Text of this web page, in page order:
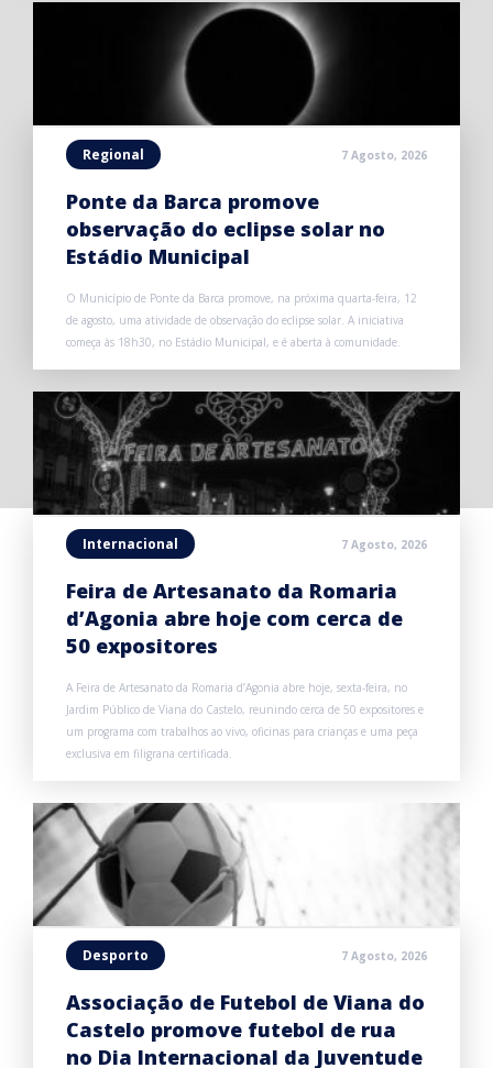
Regional 7 Agosto, 2026
Ponte da Barca promove
observação do eclipse solar no
Estádio Municipal
O Município de Ponte da Barca promove, na próxima quarta-feira, 12
de agosto, uma atividade de observação do eclipse solar. A iniciativa
começa às 18h30, no Estádio Municipal, e é aberta à comunidade.
Internacional 7 Agosto, 2026
Feira de Artesanato da Romaria
d’Agonia abre hoje com cerca de
50 expositores
A Feira de Artesanato da Romaria d’Agonia abre hoje, sexta-feira, no
Jardim Público de Viana do Castelo, reunindo cerca de 50 expositores e
um programa com trabalhos ao vivo, oficinas para crianças e uma peça
exclusiva em filigrana certificada.
Desporto 7 Agosto, 2026
Associação de Futebol de Viana do
Castelo promove futebol de rua
no Dia Internacional da Juventude